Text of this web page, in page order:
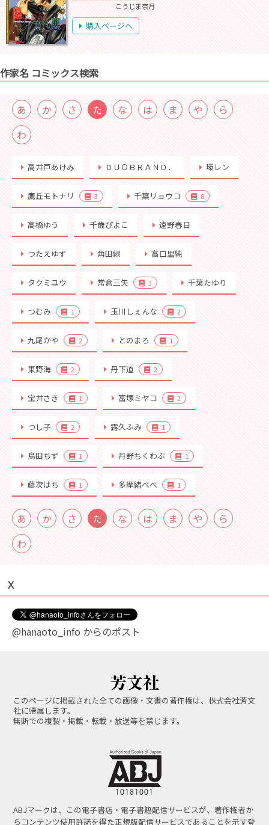
こうじま奈月
購入ページへ
作家名 コミックス検索
あ か さ た な は ま や
ら
わ
高井戸あけみ ＤＵＯＢＲＡＮＤ． 環レン
鷹丘モトナリ 3 千葉リョウコ 8
高橋ゆう 千歳ぴよこ 遠野春日
つたえゆず 角田緑 高口里純
タクミユウ 常倉三矢 3 千葉たゆり
つむみ 1 玉川しぇんな 2
九尾かや 2 とのまろ 1
東野海 2 丹下道 2
宝井さき 1 富塚ミヤコ 2
つし子 2 露久ふみ 1
鳥田ちず 1 丹野ちくわぶ 1
藤次はち 1 多摩緒べべ 1
あ か さ た な は ま や
ら
わ
Ｘ
@hanaoto_info からのポスト
このページに掲載された全ての画像・文書の著作権は、株式会社芳文
社に帰属します。
無断での複製・掲載・転載・放送等を禁じます。
ABJマークは、この電子書店・電子書籍配信サービスが、著作権者か
らコンテンツ使用許諾を得た正規版配信サービスであることを示す登